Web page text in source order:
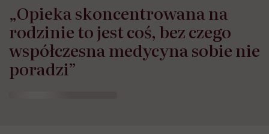
„Opieka skoncentrowana na
rodzinie to jest coś, bez czego
współczesna medycyna sobie nie
poradzi”